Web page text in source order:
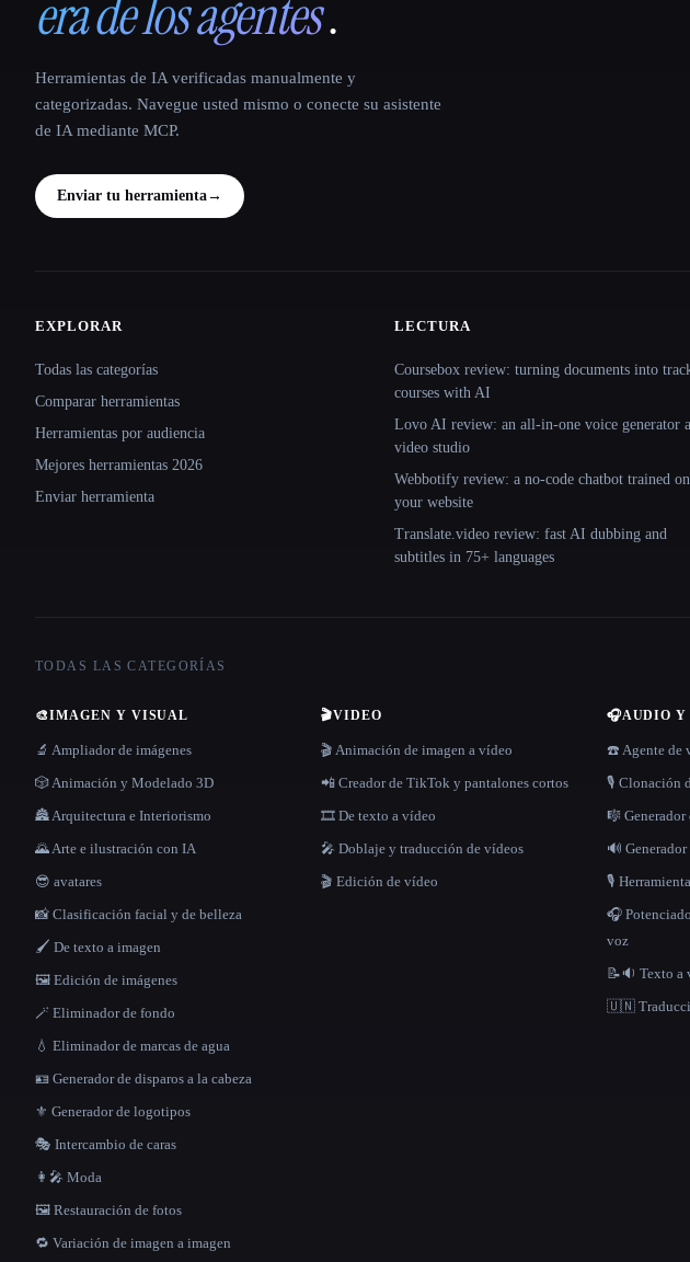
era de los agentes.
Herramientas de IA verificadas manualmente y
categorizadas. Navegue usted mismo o conecte su asistente
de IA mediante MCP.
Enviar tu herramienta→
Site navigation
EXPLORAR
Todas las categorías
Comparar herramientas
Herramientas por audiencia
Mejores herramientas 2026
Enviar herramienta
LECTURA
Coursebox review: turning documents into
courses with AI
Lovo AI review: an all-in-one voice generator
video studio
Webbotify review: a no-code chatbot trained on
your website
Translate.video review: fast AI dubbing and
subtitles in 75+ languages
TODAS LAS CATEGORÍAS
🎨IMAGEN Y VISUAL
🔬 Ampliador de imágenes
🎲 Animación y Modelado 3D
🏯 Arquitectura e Interiorismo
🌄 Arte e ilustración con IA
😎 avatares
📸 Clasificación facial y de belleza
🖌️ De texto a imagen
🖼️ Edición de imágenes
🪄 Eliminador de fondo
💧 Eliminador de marcas de agua
🪪 Generador de disparos a la cabeza
⚜️ Generador de logotipos
🎭 Intercambio de caras
👩‍🎤 Moda
🖼️ Restauración de fotos
🔁 Variación de imagen a imagen
🎬VIDEO
🎬 Animación de imagen a vídeo
📲 Creador de TikTok y pantalones cortos
🎞️ De texto a vídeo
🎤 Doblaje y traducción de vídeos
🎬 Edición de vídeo
🎧AUDIO Y
☎️ Agente de
🎙️ Clonación
🎼
🔊
🎙️
🎧
voz
📝🔉 Texto a
🇺🇳